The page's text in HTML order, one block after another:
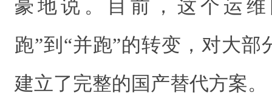
豪地说。目前，这个运
跑”到“并跑”的转变，对大
建立了完整的国产替代方案。